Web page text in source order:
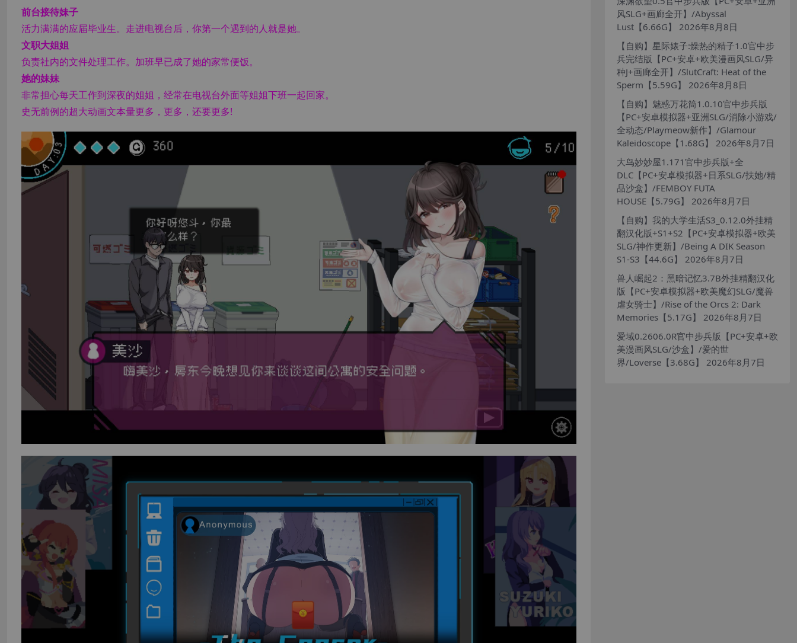
前台接待妹子
活力满满的应届毕业生。走进电视台后，你第一个遇到的人就是她。
文职大姐姐
负责社内的文件处理工作。加班早已成了她的家常便饭。
她的妹妹
非常担心每天工作到深夜的姐姐，经常在电视台外面等姐姐下班一起回家。
史无前例的超大动画文本量更多，更多，还要更多!
风SLG+画廊全开】/Abyssal
Lust【6.66G】
2026年8月8日
【自购】星际婊子:燥热的精子1.0官中步
兵完结版【PC+安卓+欧美漫画风SLG/异
种J+画廊全开】/SlutCraft: Heat of the
Sperm【5.59G】
2026年8月8日
【自购】魅惑万花筒1.0.10官中步兵版
【PC+安卓模拟器+亚洲SLG/消除小游戏/
全动态/Playmeow新作】/Glamour
Kaleidoscope【1.68G】
2026年8月7日
大鸟妙妙屋1.171官中步兵版+全
DLC【PC+安卓模拟器+日系SLG/扶她/精
品沙盒】/FEMBOY FUTA
HOUSE【5.79G】
2026年8月7日
【自购】我的大学生活S3_0.12.0外挂精
翻汉化版+S1+S2【PC+安卓模拟器+欧美
SLG/神作更新】/Being A DIK Season
S1-S3【44.6G】
2026年8月7日
兽人崛起2：黑暗记忆3.7B外挂精翻汉化
版【PC+安卓模拟器+欧美魔幻SLG/魔兽
虐女骑士】/Rise of the Orcs 2: Dark
Memories【5.17G】
2026年8月7日
爱域0.2606.0R官中步兵版【PC+安卓+欧
美漫画风SLG/沙盒】/爱的世
界/Loverse【3.68G】
2026年8月7日